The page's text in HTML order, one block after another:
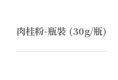
肉桂粉-瓶裝 (30g/瓶)